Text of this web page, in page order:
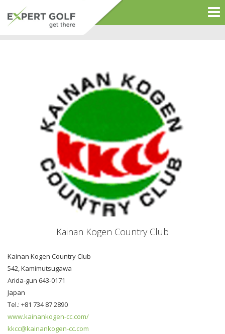
Kainan Kogen Country Club
Kainan Kogen Country Club
542, Kamimutsugawa
Arida-gun 643-0171
Japan
Tel.: +81 734 87 2890
www.kainankogen-cc.com/
kkcc@kainankogen-cc.com